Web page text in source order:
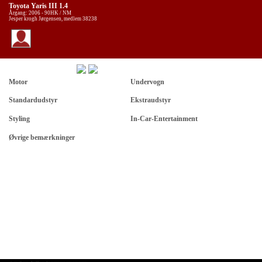
Toyota Yaris III 1.4
Årgang: 2006 - 90HK / NM
Jesper krogh Jørgensen, medlem 38238
Motor Undervogn
Standardudstyr Ekstraudstyr
Styling In-Car-Entertainment
Øvrige bemærkninger